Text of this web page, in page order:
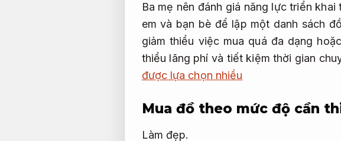
Ba mẹ nên đánh giá năng lực triển
em và bạn bè để lập một danh sách
giảm thiểu việc mua quá đa dạng
thiểu lãng phí và tiết kiệm thời gian
được lựa chọn nhiều
Mua đồ theo mức độ cần
Làm đẹp.